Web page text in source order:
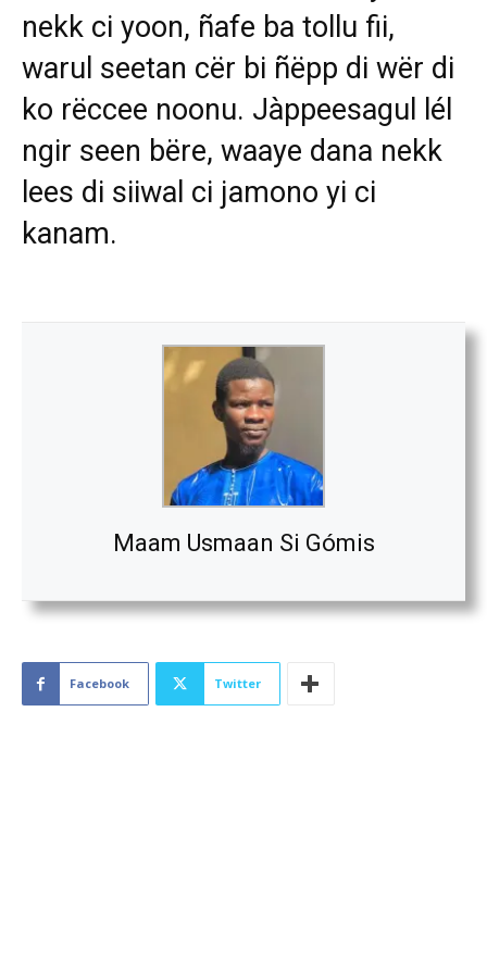
nekk ci yoon, ñafe ba tollu fii,
warul seetan cër bi ñëpp di wër di
ko rëccee noonu. Jàppeesagul lél
ngir seen bëre, waaye dana nekk
lees di siiwal ci jamono yi ci
kanam.
Maam Usmaan Si Gómis
Facebook Twitter